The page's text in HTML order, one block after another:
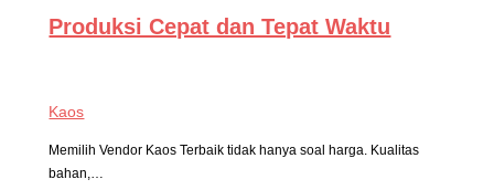
Produksi Cepat dan Tepat Waktu
Kaos
Memilih Vendor Kaos Terbaik tidak hanya soal harga. Kualitas
bahan,…